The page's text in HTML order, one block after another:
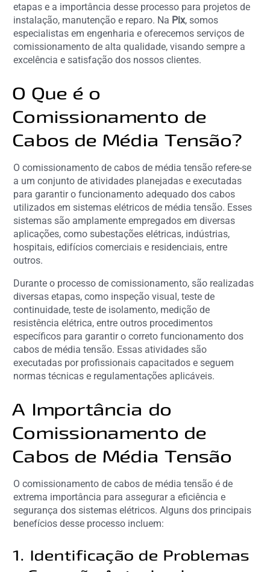
etapas e a importância desse processo para projetos de
instalação, manutenção e reparo. Na Pix, somos
especialistas em engenharia e oferecemos serviços de
comissionamento de alta qualidade, visando sempre a
excelência e satisfação dos nossos clientes.
O Que é o
Comissionamento de
Cabos de Média Tensão?
O comissionamento de cabos de média tensão refere-se
a um conjunto de atividades planejadas e executadas
para garantir o funcionamento adequado dos cabos
utilizados em sistemas elétricos de média tensão. Esses
sistemas são amplamente empregados em diversas
aplicações, como subestações elétricas, indústrias,
hospitais, edifícios comerciais e residenciais, entre
outros.
Durante o processo de comissionamento, são realizadas
diversas etapas, como inspeção visual, teste de
continuidade, teste de isolamento, medição de
resistência elétrica, entre outros procedimentos
específicos para garantir o correto funcionamento dos
cabos de média tensão. Essas atividades são
executadas por profissionais capacitados e seguem
normas técnicas e regulamentações aplicáveis.
A Importância do
Comissionamento de
Cabos de Média Tensão
O comissionamento de cabos de média tensão é de
extrema importância para assegurar a eficiência e
segurança dos sistemas elétricos. Alguns dos principais
benefícios desse processo incluem:
1. Identificação de Problemas